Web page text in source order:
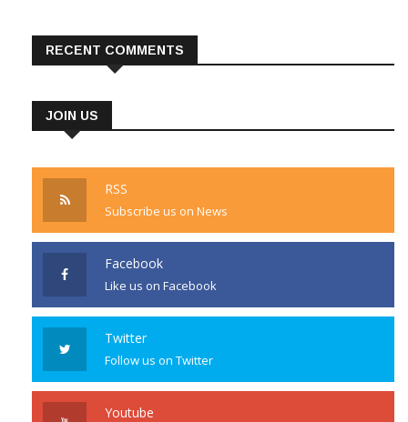
RECENT COMMENTS
JOIN US
RSS
Subscribe us on News
Facebook
Like us on Facebook
Twitter
Follow us on Twitter
Youtube